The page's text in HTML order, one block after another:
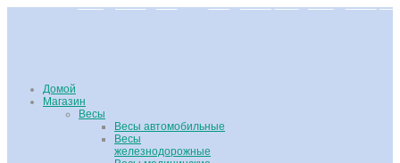
Домой
Магазин
Весы
Весы автомобильные
Весы
железнодорожные